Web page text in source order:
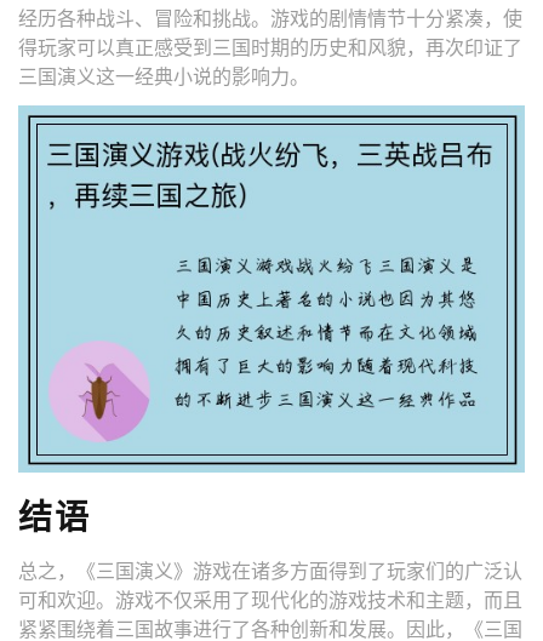
经历各种战斗、冒险和挑战。游戏的剧情情节十分紧凑，使
得玩家可以真正感受到三国时期的历史和风貌，再次印证了
三国演义这一经典小说的影响力。
结语
总之，《三国演义》游戏在诸多方面得到了玩家们的广泛认
可和欢迎。游戏不仅采用了现代化的游戏技术和主题，而且
紧紧围绕着三国故事进行了各种创新和发展。因此，《三国